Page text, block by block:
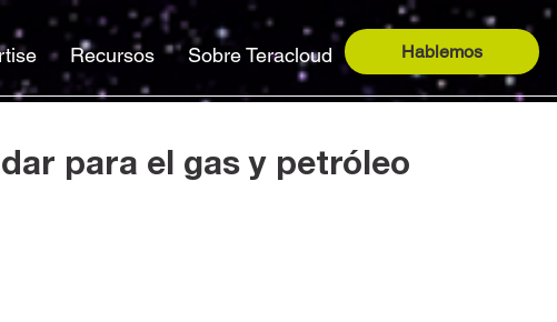
Recursos Sobre Teracloud Hablemos
para el gas y petróleo